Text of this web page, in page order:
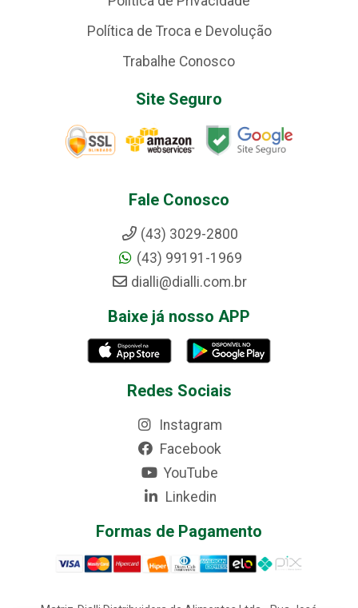
Política de Troca e Devolução
Trabalhe Conosco
Site Seguro
Fale Conosco
(43) 3029-2800
(43) 99191-1969
dialli@dialli.com.br
Baixe já nosso APP
Redes Sociais
Instagram
Facebook
YouTube
Linkedin
Formas de Pagamento